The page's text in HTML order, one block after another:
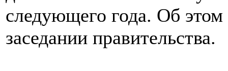
следующего года. Об этом
заседании правительства.